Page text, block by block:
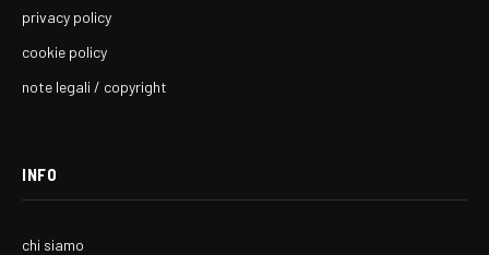
privacy policy
cookie policy
note legali / copyright
INFO
chi siamo